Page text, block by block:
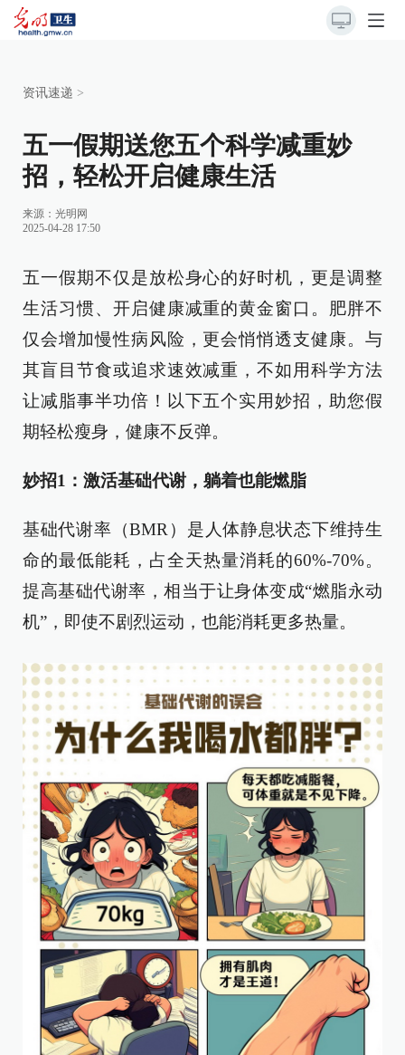
资讯速递 >
五一假期送您五个科学减重妙
招，轻松开启健康生活
来源：光明网
2025-04-28 17:50
五一假期不仅是放松身心的好时机，更是调整
生活习惯、开启健康减重的黄金窗口。肥胖不
仅会增加慢性病风险，更会悄悄透支健康。与
其盲目节食或追求速效减重，不如用科学方法
让减脂事半功倍！以下五个实用妙招，助您假
期轻松瘦身，健康不反弹。
妙招1：激活基础代谢，躺着也能燃脂
基础代谢率（BMR）是人体静息状态下维持生
命的最低能耗，占全天热量消耗的60%-70%。
提高基础代谢率，相当于让身体变成“燃脂永动
机”，即使不剧烈运动，也能消耗更多热量。